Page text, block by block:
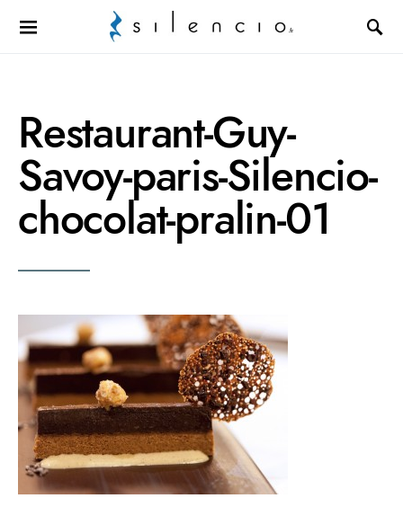
Search for:
Restaurant-Guy-
Savoy-paris-Silencio-
chocolat-pralin-01